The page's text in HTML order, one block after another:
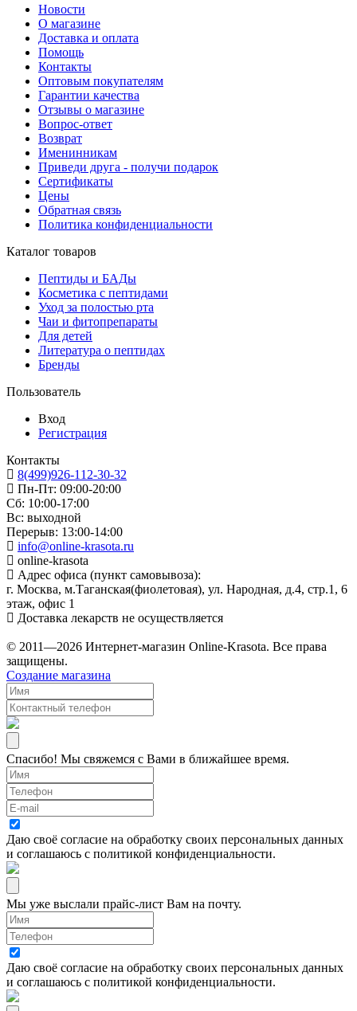
Новости
О магазине
Доставка и оплата
Помощь
Контакты
Оптовым покупателям
Гарантии качества
Отзывы о магазине
Вопрос-ответ
Возврат
Именинникам
Приведи друга - получи подарок
Сертификаты
Цены
Обратная связь
Политика конфиденциальности
Каталог товаров
Пептиды и БАДы
Косметика с пептидами
Уход за полостью рта
Чаи и фитопрепараты
Для детей
Литература о пептидах
Бренды
Пользователь
Вход
Регистрация
Контакты
8(499)926-112-30-32
Пн-Пт: 09:00-20:00
Сб: 10:00-17:00
Вс: выходной
Перерыв: 13:00-14:00
info@online-krasota.ru
online-krasota
Адрес офиса (пункт самовывоза):
г. Москва, м.Таганская(фиолетовая), ул. Народная, д.4, стр.1, 6
этаж, офис 1
Доставка лекарств не осуществляется
© 2011—2026 Интернет-магазин Online-Krasota. Все права
защищены.
Создание магазина
Спасибо! Мы свяжемся с Вами в ближайшее время.
Даю своё согласие на обработку своих персональных данных
и соглашаюсь с политикой конфиденциальности.
Мы уже выслали прайс-лист Вам на почту.
Даю своё согласие на обработку своих персональных данных
и соглашаюсь с политикой конфиденциальности.